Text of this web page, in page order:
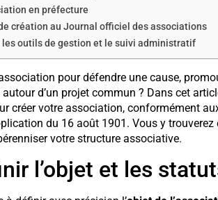
en préfecture
création au Journal officiel des associations
les outils de gestion et le suivi administratif
pour défendre une cause,
d’un projet commun ? Dans cet
créer votre association, conformément
du 16 août 1901. Vous y
votre structure associative.
l’objet et les